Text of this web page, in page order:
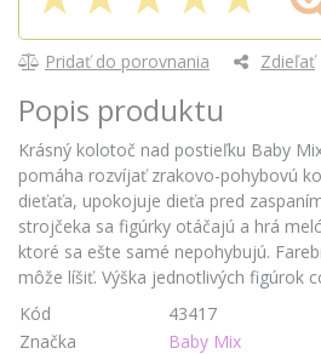
Pridať do porovnania Zdieľať
Popis produktu
Krásný kolotoč nad postieľku Baby
pomáha rozvíjať zrakovo-pohybovú
dieťaťa, upokojuje dieťa pred
strojčeka sa figúrky otáčajú a hrá
ktoré sa ešte samé nepohybujú.
môže líšiť. Výška jednotlivých figúrok
Kód
43417
Značka
Baby Mix